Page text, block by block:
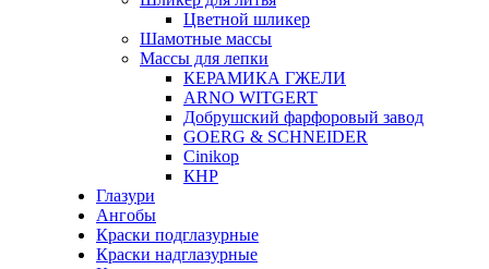
Цветной шликер
Шамотные массы
Массы для лепки
КЕРАМИКА ГЖЕЛИ
ARNO WITGERT
Добрушский фарфоровый завод
GOERG & SCHNEIDER
Cinikop
КНР
Глазури
Ангобы
Краски подглазурные
Краски надглазурные